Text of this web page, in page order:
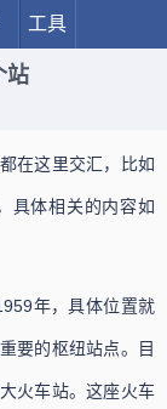
工具
站
在这里交汇，比如
具体相关的内容如
年，具体位置就
要的枢纽站点。目
火车站。这座火车